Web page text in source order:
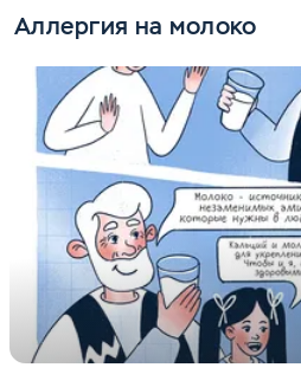
Аллергия на молоко